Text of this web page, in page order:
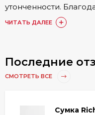
утонченности.
долговечности
первоначальный вид
кожи:
ЧИТАТЬ ДАЛЕЕ
Последние
СМОТРЕТЬ ВСЕ
Сумка